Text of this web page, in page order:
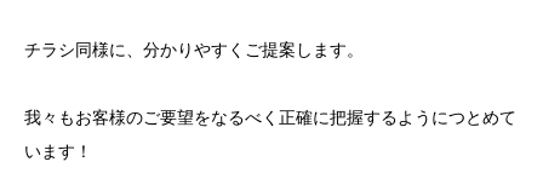
チラシ同様に、分かりやすくご提案します。
我々もお客様のご要望をなるべく正確に把握するようにつとめて
います！